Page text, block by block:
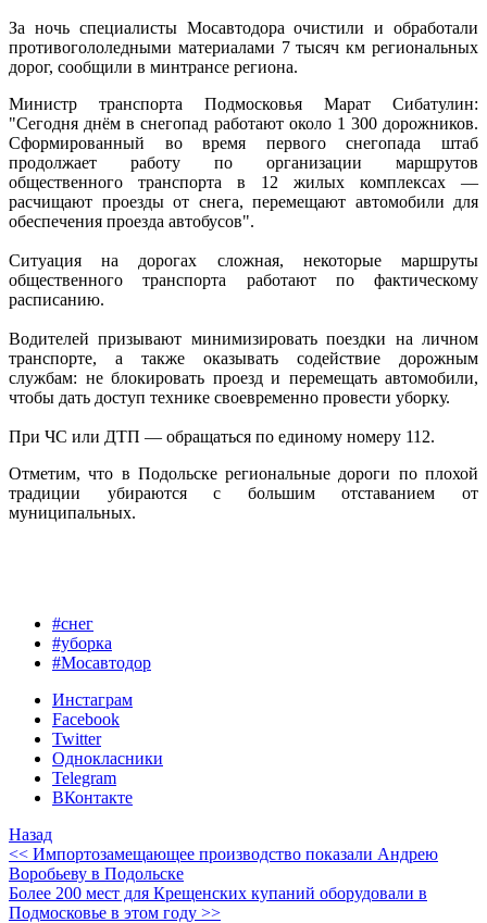
За ночь специалисты Мосавтодора очистили и обработали
противогололедными материалами 7 тысяч км региональных
дорог, сообщили в минтрансе региона.
Министр транспорта Подмосковья Марат Сибатулин:
"Сегодня днём в снегопад работают около 1 300 дорожников.
Сформированный во время первого снегопада штаб
продолжает работу по организации маршрутов
общественного транспорта в 12 жилых комплексах —
расчищают проезды от снега, перемещают автомобили для
обеспечения проезда автобусов".
Ситуация на дорогах сложная, некоторые маршруты
общественного транспорта работают по фактическому
расписанию.
Водителей призывают минимизировать поездки на личном
транспорте, а также оказывать содействие дорожным
службам: не блокировать проезд и перемещать автомобили,
чтобы дать доступ технике своевременно провести уборку.
При ЧС или ДТП — обращаться по единому номеру 112.
Отметим, что в Подольске региональные дороги по плохой
традиции убираются с большим отставанием от
муниципальных.
#снег
#уборка
#Мосавтодор
Инстаграм
Facebook
Twitter
Однокласники
Telegram
ВКонтакте
Назад
<< Импортозамещающее производство показали Андрею
Воробьеву в Подольске
Более 200 мест для Крещенских купаний оборудовали в
Подмосковье в этом году >>